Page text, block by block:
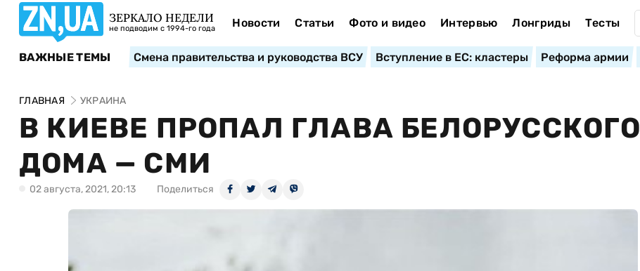
ЗЕРКАЛО НЕДЕЛИ
не подводим с 1994-го года Новости Статьи Фото и видео Интервью Лонгриды Тесты
ВАЖНЫЕ ТЕМЫ Смена правительства и руководства ВСУ Вступление в ЕС: кластеры Реформа армии
ГЛАВНАЯ УКРАИНА
В КИЕВЕ ПРОПАЛ ГЛАВА БЕЛОРУССКОГО
ДОМА — СМИ
02 августа, 2021, 20:13 Поделиться